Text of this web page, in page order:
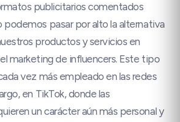
publicitarios comentados
podemos pasar por alto la alternativa
productos y servicios en
marketing de influencers. Este tipo
vez más empleado en las redes
en TikTok, donde las
un carácter aún más personal y